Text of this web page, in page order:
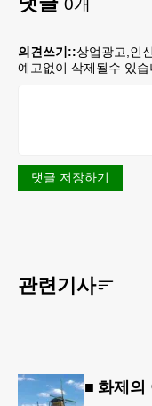
0개
의견쓰기::상업광고,인
예고없이 삭제될수 있
댓글 저장하기
관련기사